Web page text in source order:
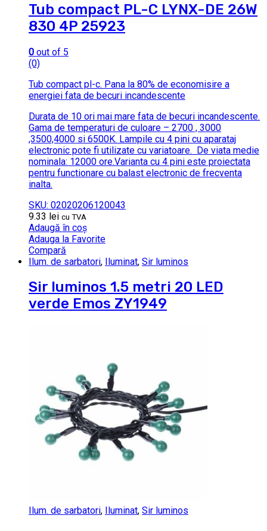
Tub compact PL-C LYNX-DE 26W
830 4P 25923
0 out of 5
(0)
Tub compact pl-c. Pana la 80% de economisire a
energiei fata de becuri incandescente
Durata de 10 ori mai mare fata de becuri incandescente.
Gama de temperaturi de culoare – 2700 , 3000
,3500,4000 si 6500K. Lampile cu 4 pini cu aparataj
electronic pote fi utilizate cu variatoare. De viata medie
nominala: 12000 ore.Varianta cu 4 pini este proiectata
pentru functionare cu balast electronic de frecventa
inalta.
SKU: 02020206120043
9.33 lei cu TVA
Adaugă în coș
Adauga la Favorite
Compară
Ilum. de sarbatori, Iluminat, Sir luminos
Sir luminos 1.5 metri 20 LED
verde Emos ZY1949
Ilum. de sarbatori, Iluminat, Sir luminos